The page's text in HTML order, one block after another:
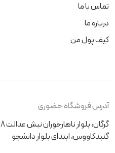
تماس با ما
درباره ما
کیف پول من
آدرس فروشگاه حضوری
گرگان، بلوار ناهارخوران نبش عدالت 68
گنبدکاووس، ابتدای بلوار دانشجو